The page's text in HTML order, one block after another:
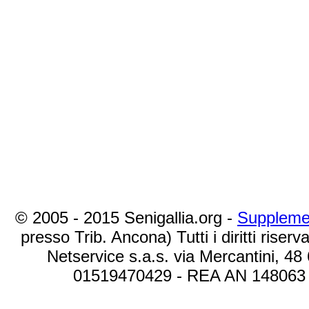
© 2005 - 2015 Senigallia.org -
presso Trib. Ancona) Tutti i diritti
Netservice s.a.s. via Mercantini,
01519470429 - REA AN